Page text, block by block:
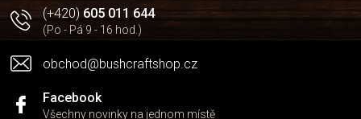
k
ý
s
(+420)605 011 644
(Po - Pá 9 - 16 hod.)
obchod@bushcraftshop.cz
Facebook
Všechny novinky na jednom místě